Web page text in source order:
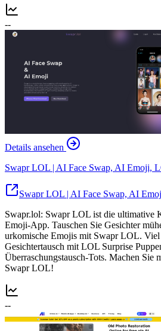
--
Details ansehen
Swapr LOL | AI Face Swap, AI Emoji,
Swapr LOL | AI Face Swap, AI
Swapr.lol: Swapr LOL ist die ultimative
Emoji-App. Tauschen Sie Gesichter
urkomische Emojis mit Swapr LOL. Viel
Gesichtertausch mit LOL Surprise
Überraschungstausch-Tots. Machen Sie
Swapr LOL!
--